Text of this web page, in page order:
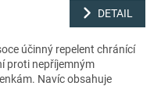
DETAIL
účinný repelent chránící
proti nepříjemným
Navíc obsahuje